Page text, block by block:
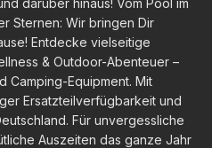
darüber hinaus! Vom Pool im
Sternen: Wir bringen Dir
Entdecke vielseitige
& Outdoor-Abenteuer –
Camping-Equipment. Mit
Ersatzteilverfügbarkeit und
Für unvergessliche
Auszeiten das ganze Jahr